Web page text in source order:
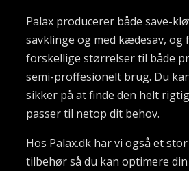
Palax producerer både save-
savklinge og med kædesav, og
forskellige størrelser til både
semi-proffesionelt brug. Du
sikker på at finde den helt
passer til netop dit behov.
Hos Palax.dk har vi også et
tilbehør så du kan optimere din